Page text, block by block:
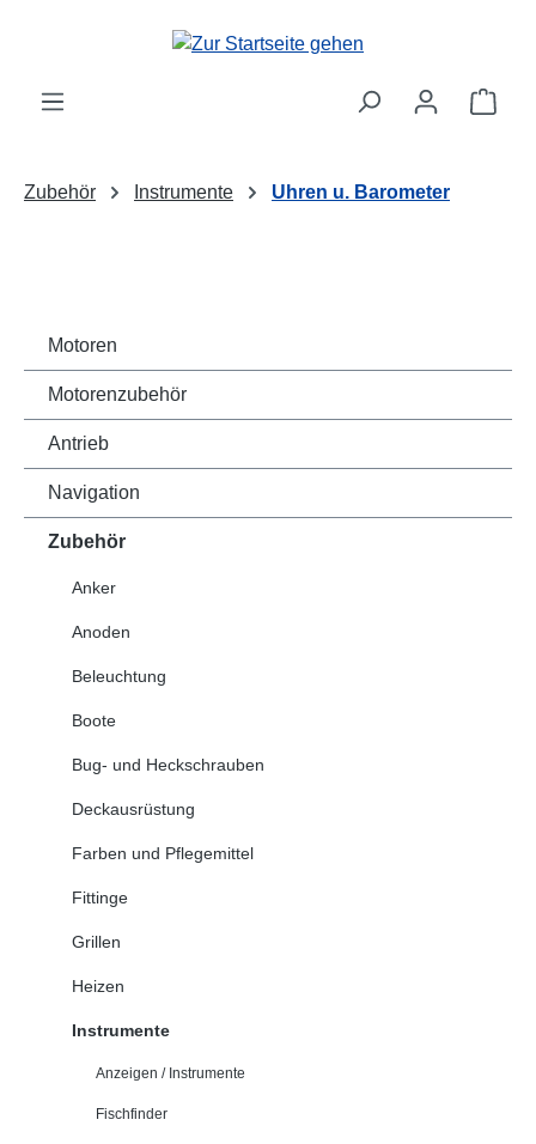
Zum Hauptinhalt springen
Zubehör Instrumente Uhren u. Barometer
Motoren
Motorenzubehör
Antrieb
Navigation
Zubehör
Anker
Anoden
Beleuchtung
Boote
Bug- und Heckschrauben
Deckausrüstung
Farben und Pflegemittel
Fittinge
Grillen
Heizen
Instrumente
Anzeigen / Instrumente
Fischfinder